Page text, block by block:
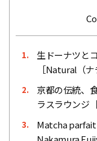
1.
生ドーナツと
［Natural（ナ
2.
京都の伝統、
ラスラウンジ
3.
Matcha